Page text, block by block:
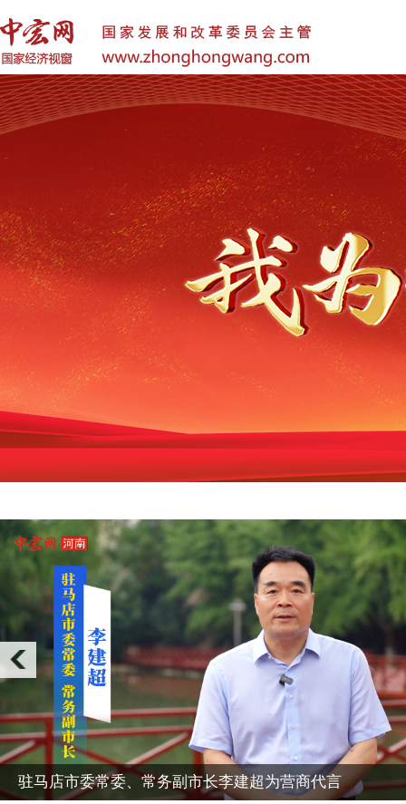
驻马店市委常委、常务副市长李建超为营商